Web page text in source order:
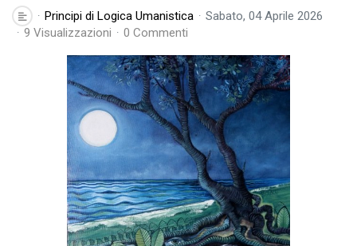
Principi di Logica Umanistica
Sabato, 04 Aprile 2026
9 Visualizzazioni
0 Commenti